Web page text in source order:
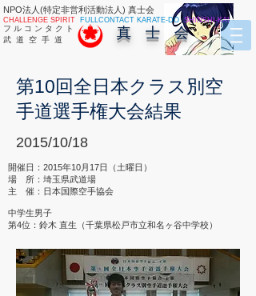
真 士 会
CHALLENGE SPIRIT FULLCONTACT KARATE-DO SHINSHI-KAI
フ ル コ ン タ ク ト
武 道 空 手 道
NPO法人(特定非営利活動法人) 真士会
第10回全日本クラス別空
手道選手権大会結果
2015/10/18
開催日：2015年10月17日（土曜日）
場 所：埼玉県武道場
主 催：日本国際空手協会
中学生男子
第4位：鈴木 直生（千葉県松戸市立和名ヶ谷中学校）